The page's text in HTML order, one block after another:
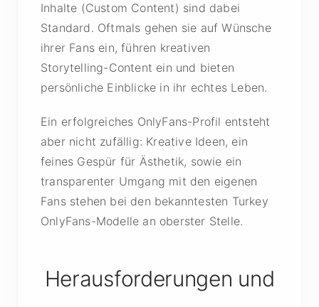
Inhalte (Custom Content) sind dabei
Standard. Oftmals gehen sie auf Wünsche
ihrer Fans ein, führen kreativen
Storytelling-Content ein und bieten
persönliche Einblicke in ihr echtes Leben.
Ein erfolgreiches OnlyFans-Profil entsteht
aber nicht zufällig: Kreative Ideen, ein
feines Gespür für Ästhetik, sowie ein
transparenter Umgang mit den eigenen
Fans stehen bei den bekanntesten Turkey
OnlyFans-Modelle an oberster Stelle.
Herausforderungen und